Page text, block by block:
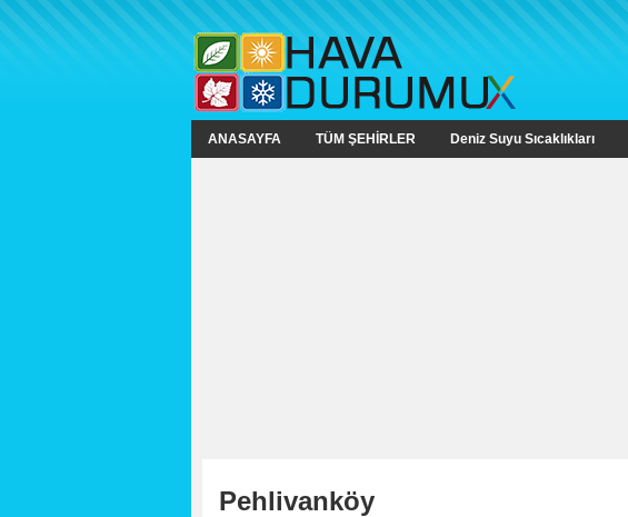
ANASAYFA TÜM ŞEHİRLER Deniz Suyu Sıcaklıkları
Pehlivanköy